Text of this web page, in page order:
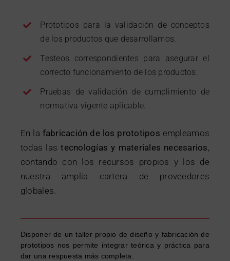
Prototipos para la validación de conceptos
de los productos que desarrollamos.
Testeos correspondientes para asegurar el
correcto funcionamiento de los productos.
Pruebas de validación de cumplimiento de
normativa vigente aplicable.
En la fabricación de los prototipos empleamos
todas lastecnologías y materiales necesarios,
contando con los recursos propios y los de
nuestra amplia cartera de proveedores
globales.
Disponer de un taller propio de diseño y fabricación de
prototipos nos permite integrar teórica y práctica para
dar una respuesta más completa.